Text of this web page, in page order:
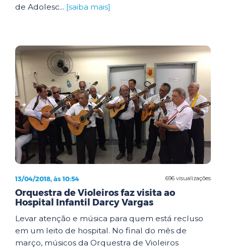
de Adolesc... [saiba mais]
696 visualizações
13/04/2018, às 10:54
Orquestra de Violeiros faz visita ao
Hospital Infantil Darcy Vargas
Levar atenção e música para quem está recluso
em um leito de hospital. No final do mês de
março, músicos da Orquestra de Violeiros